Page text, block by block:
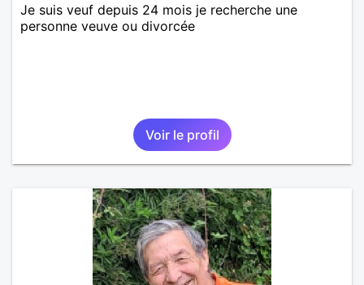
Je suis veuf depuis 24 mois je recherche une
personne veuve ou divorcée
Voir le profil